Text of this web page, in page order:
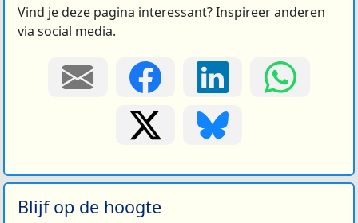
Vind je deze pagina interessant? Inspireer anderen
via social media.
Blijf op de hoogte